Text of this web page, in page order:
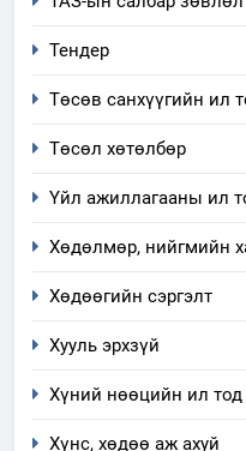
Тендер
Төсөв санхүүгийн ил
Төсөл хөтөлбөр
Үйл ажиллагааны ил
Хөдөлмөр, нийгмийн
Хөдөөгийн сэргэлт
Хууль эрхзүй
Хүний нөөцийн ил тод
Хүнс, хөдөө аж ахуй
2
ЗАР